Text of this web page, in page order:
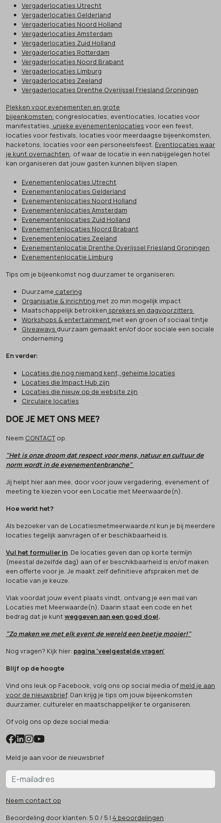
Vergaderlocaties Utrecht
Vergaderlocaties Gelderland
Vergaderlocaties Noord Holland
Vergaderlocaties Amsterdam
Vergaderlocaties Zuid Holland
Vergaderlocaties Rotterdam
Vergaderlocaties Noord Brabant
Vergaderlocaties Limburg
Vergaderlocaties Zeeland
Vergaderlocaties Drenthe Overijssel Friesland Groningen
Plekken voor evenementen en grote
bijeenkomsten: congreslocaties, eventlocaties, locaties voor
manifestaties, unieke evenementenlocaties voor een feest,
locaties voor festivals, locaties voor meerdaagse bijeenkomsten,
hacketons, locaties voor een personeelsfeest. Eventlocaties waar
je kunt overnachten, of waar de locatie in een nabijgelegen hotel
kan organiseren dat jouw gasten kunnen blijven slapen.
Evenementenlocaties Utrecht
Evenementenlocaties Gelderland
Evenementenlocaties Noord Holland
Evenementenlocaties Amsterdam
Evenementenlocaties Zuid Holland
Evenementenlocaties Noord Brabant
Evenementenlocaties Zeeland
Evenementenlocatie Drenthe Overijssel Friesland Groningen
Evenementenlocatie Limburg
Tips om je bijeenkomst nog duurzamer te organiseren:
Duurzame catering
Organisatie & inrichting met zo min mogelijk impact
Maatschappelijk betrokken sprekers en dagvoorzitters
Workshops & entertainment met een groen of sociaal tintje
Giveaways duurzaam gemaakt en/of door sociale een sociale
onderneming
En verder:
Locaties die nog niemand kent, geheime locaties
Locaties die Impact Hub zijn
Locaties die nieuw op de website zijn
Circulaire locaties
DOE JE MET ONS MEE?
Neem CONTACTop.
"Het is onze droom dat respect voor mens, natuur en cultuur de
norm wordt in de evenementenbranche"
Jij helpt hier aan mee, door voor jouw vergadering, evenement of
meeting te kiezen voor een Locatie met Meerwaarde(n).
Hoe werkt het?
Als bezoeker van de Locatiesmetmeerwaarde.nl kun je bij meerdere
locaties tegelijk aanvragen of er beschikbaarheid is.
Vul het formulier in. De locaties geven dan op korte termijn
(meestal dezelfde dag) aan of er beschikbaarheid is en/of maken
een offerte voor je. Je maakt zelf definitieve afspraken met de
locatie van je keuze.
Vlak voordat jouw event plaats vindt, ontvang je een mail van
Locaties met Meerwaarde(n). Daarin staat een code en het
bedrag dat je kunt weggeven aan een goed doel.
"Zo maken we met elk event de wereld een beetje mooier!"
Nog vragen? Kijk hier: pagina 'veelgestelde vragen'
Blijf op de hoogte
Vind ons leuk op Facebook, volg ons op social media of meld je aan
voor de nieuwsbrief. Dan krijg je tips om jouw bijeenkomsten
duurzamer, cultureler en maatschappelijker te organiseren.
Of volg ons op deze social media:
Meld je aan voor de nieuwsbrief
Neem contact op
Beoordeling door klanten: 5.0 / 5 | 4 beoordelingen